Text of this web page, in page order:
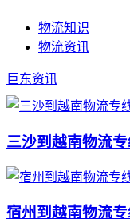
物流知识
物流资讯
巨东资讯
三沙到越南物流
宿州到越南物流